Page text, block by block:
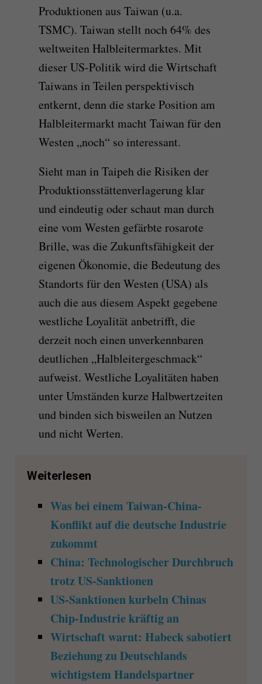
Produktionen aus Taiwan (u.a.
TSMC). Taiwan stellt noch 64% des
weltweiten Halbleitermarktes. Mit
dieser US-Politik wird die Wirtschaft
Taiwans in Teilen perspektivisch
entkernt, denn die starke Position am
Halbleitermarkt macht Taiwan für den
Westen „noch“ so interessant.
Sieht man in Taipeh die Risiken der
Produktionsstättenverlagerung klar
und eindeutig oder schaut man durch
eine vom Westen gefärbte rosarote
Brille, was die Zukunftsfähigkeit der
eigenen Ökonomie, die Bedeutung des
Standorts für den Westen (USA) als
auch die aus diesem Aspekt gegebene
westliche Loyalität anbetrifft, die
derzeit noch einen unverkennbaren
deutlichen „Halbleitergeschmack“
aufweist. Westliche Loyalitäten haben
unter Umständen kurze Halbwertzeiten
und binden sich bisweilen an Nutzen
und nicht Werten.
Weiterlesen
Was bei einem Taiwan-China-
Konflikt auf die deutsche Industrie
zukommt
China: Technologischer Durchbruch
trotz US-Sanktionen
US-Sanktionen kurbeln Chinas
Chip-Industrie kräftig an
Wirtschaft warnt: Habeck sabotiert
Beziehung zu Deutschlands
wichtigstem Handelspartner